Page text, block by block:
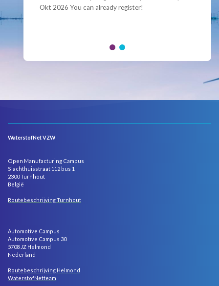
Okt 2026 You can already register!
Join us for the annual Conference of the Belgian
WaterstofNet VZW
Open Manufacturing Campus
Slachthuisstraat 112 bus 1
2300 Turnhout
België
Routebeschrijving Turnhout
Automotive Campus
Automotive Campus 30
5708 JZ Helmond
Nederland
Routebeschrijving Helmond
WaterstofNetteam